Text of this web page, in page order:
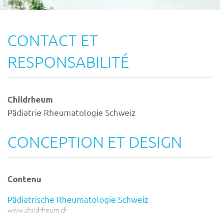
CONTACT ET
RESPONSABILITÉ
Childrheum
Pädiatrie Rheumatologie Schweiz
CONCEPTION ET DESIGN
Contenu
Pädiatrische Rheumatologie Schweiz
www.childrheum.ch